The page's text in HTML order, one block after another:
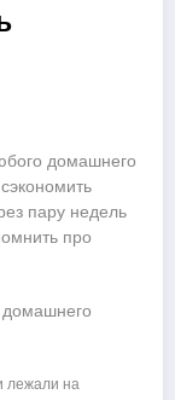
домашнего
пару недель
про
домашнего
лежали на